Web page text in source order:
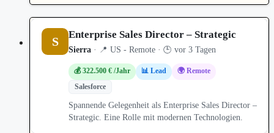
S Enterprise Sales Director – Strategic
Sierra · 📍 US - Remote · 🕒 vor 3 Tagen
💰 322.500 € /Jahr 📊 Lead
🌍 Remote
Salesforce
Spannende Gelegenheit als Enterprise Sales Director –
Strategic. Eine Rolle mit modernen Technologien.